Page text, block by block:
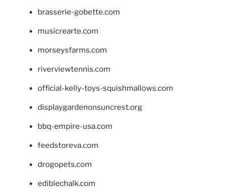
brasserie-gobette.com
musicrearte.com
morseysfarms.com
riverviewtennis.com
official-kelly-toys-squishmallows.com
displaygardenonsuncrest.org
bbq-empire-usa.com
feedstoreva.com
drogopets.com
ediblechalk.com